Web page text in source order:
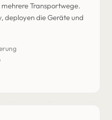
Transportwege.
deployen die Geräte und